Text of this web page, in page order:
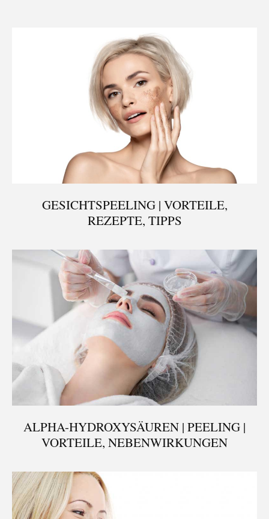
GESICHTSPEELING | VORTEILE,
REZEPTE, TIPPS
ALPHA-HYDROXYSÄUREN | PEELING |
VORTEILE, NEBENWIRKUNGEN